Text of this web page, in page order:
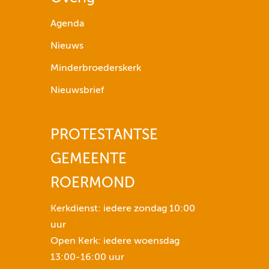
p
l
t
s
n
o
h
e
t
v
Agenda
Nieuws
Minderbroederskerk
Nieuwsbrief
PROTESTANTSE
GEMEENTE
ROERMOND
Kerkdienst: iedere zondag 10:00
uur
Open Kerk: iedere woensdag
13:00-16:00 uur